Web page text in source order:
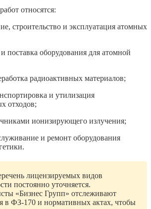
относятся:
строительство и эксплуатация атомных
поставка оборудования для атомной
радиоактивных материалов;
и утилизация
отходов;
ионизирующего излучения;
и ремонт оборудования
лицензируемых видов
постоянно уточняется.
«Бизнес Групп» отслеживают
в ФЗ-170 и нормативных актах, чтобы